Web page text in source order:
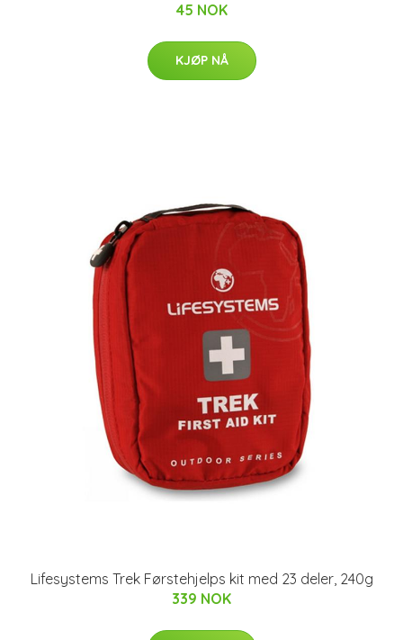
45 NOK
KJØP NÅ
Lifesystems Trek Førstehjelps kit med 23 deler, 240g
339 NOK